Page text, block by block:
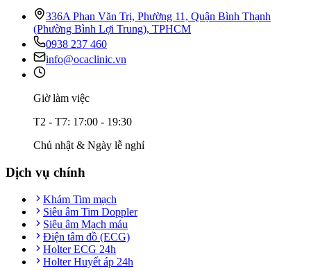
336A Phan Văn Trị, Phường 11, Quận Bình Thạnh
(Phường Bình Lợi Trung), TPHCM
0938 237 460
info@ocaclinic.vn
Giờ làm việc
T2 - T7: 17:00 - 19:30
Chủ nhật & Ngày lễ nghỉ
Dịch vụ chính
Khám Tim mạch
Siêu âm Tim Doppler
Siêu âm Mạch máu
Điện tâm đồ (ECG)
Holter ECG 24h
Holter Huyết áp 24h